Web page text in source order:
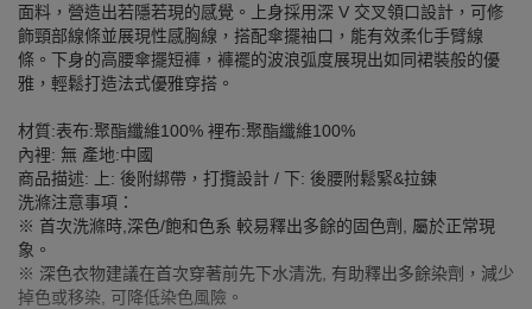
面料，營造出若隱若現的感覺。上身採用深 V 交叉領口設計，可修
飾頸部線條並展現性感胸線，搭配傘擺袖口，能有效柔化手臂線
條。下身的高腰傘擺短褲，褲襬的波浪弧度展現出如同裙裝般的優
雅，輕鬆打造法式優雅穿搭。
材質:表布:聚酯纖維100% 裡布:聚酯纖維100%
內裡: 無 產地:中國
商品描述: 上: 後附綁帶，打攬設計 / 下: 後腰附鬆緊&拉鍊
洗滌注意事項：
※ 首次洗滌時,深色/飽和色系 較易釋出多餘的固色劑, 屬於正常現
象。
※ 深色衣物建議在首次穿著前先下水清洗, 有助釋出多餘染劑，減少
掉色或移染, 可降低染色風險。